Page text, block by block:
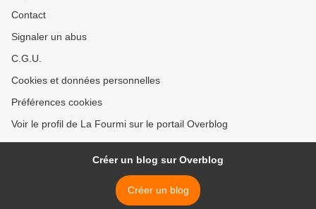
Contact
Signaler un abus
C.G.U.
Cookies et données personnelles
Préférences cookies
Voir le profil de La Fourmi sur le portail Overblog
Créer un blog sur Overblog
Créer un blog